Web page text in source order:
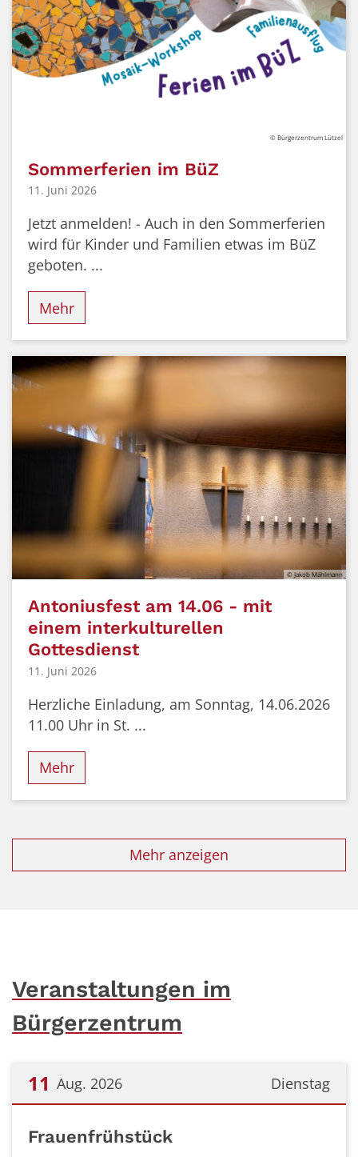
© Bürgerzentrum Lützel
Sommerferien im BüZ
11. Juni 2026
Jetzt anmelden! - Auch in den Sommerferien
wird für Kinder und Familien etwas im BüZ
geboten. ...
Mehr
© Jakob Mählmann
Antoniusfest am 14.06 - mit
einem interkulturellen
Gottesdienst
11. Juni 2026
Herzliche Einladung, am Sonntag, 14.06.2026
11.00 Uhr in St. ...
Mehr
Mehr anzeigen
Veranstaltungen im
Bürgerzentrum
Dienstag
11 Aug. 2026
Frauenfrühstück